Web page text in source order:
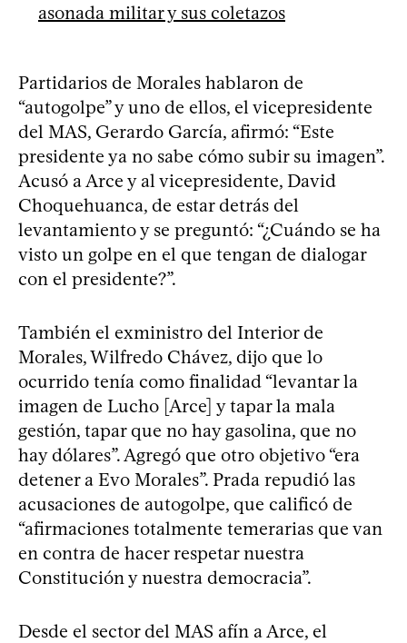
asonada militar y sus coletazos
Partidarios de Morales hablaron de
“autogolpe” y uno de ellos, el vicepresidente
del MAS, Gerardo García, afirmó: “Este
presidente ya no sabe cómo subir su imagen”.
Acusó a Arce y al vicepresidente, David
Choquehuanca, de estar detrás del
levantamiento y se preguntó: “¿Cuándo se ha
visto un golpe en el que tengan de dialogar
con el presidente?”.
También el exministro del Interior de
Morales, Wilfredo Chávez, dijo que lo
ocurrido tenía como finalidad “levantar la
imagen de Lucho [Arce] y tapar la mala
gestión, tapar que no hay gasolina, que no
hay dólares”. Agregó que otro objetivo “era
detener a Evo Morales”. Prada repudió las
acusaciones de autogolpe, que calificó de
“afirmaciones totalmente temerarias que van
en contra de hacer respetar nuestra
Constitución y nuestra democracia”.
Desde el sector del MAS afín a Arce, el